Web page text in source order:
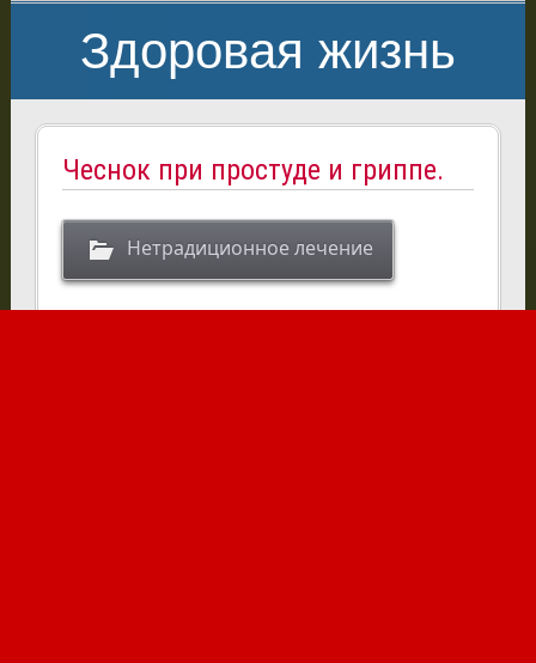
Здоровая жизнь
Чеснок при простуде и гриппе.
Нетрадиционное лечение